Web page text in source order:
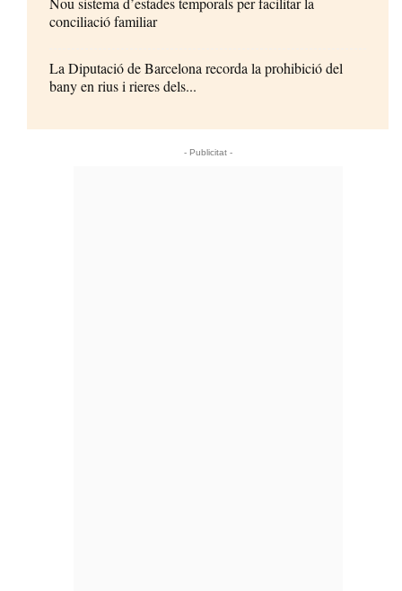
conciliació familiar
La Diputació de Barcelona recorda la prohibició del
bany en rius i rieres dels...
- Publicitat -